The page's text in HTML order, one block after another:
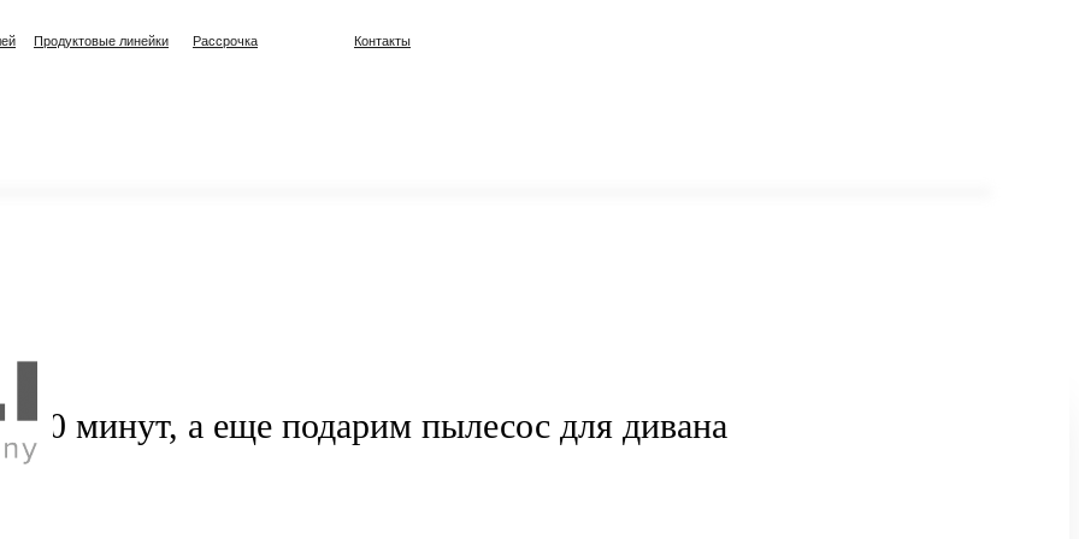
Продуктовые линейки Рассрочка Контакты
20 минут, а еще подарим пылесос для дивана